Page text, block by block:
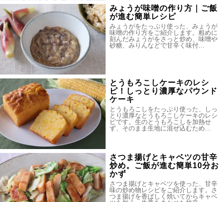
みょうが味噌の作り方｜ご飯
が進む簡単レシピ
みょうがをたっぷり使った、みょうが
味噌の作り方をご紹介します。粗めに
刻んだみょうがをさっと炒め、味噌や
砂糖、みりんなどで甘辛く味付…
とうもろこしケーキのレシ
ピ！しっとり濃厚なパウンド
ケーキ
とうもろこしをたっぷり使った、しっ
とり濃厚なとうもろこしケーキのレシ
ピです。生のとうもろこしを加熱せ
ず、そのまま生地に混ぜ込むため…
さつま揚げとキャベツの甘辛
炒め。ご飯が進む簡単10分お
かず
さつま揚げとキャベツを使った、甘辛
味の炒め物レシピをご紹介します。さ
つま揚げを香ばしく焼いてからキャベ